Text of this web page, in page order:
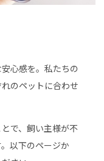
心感を。私たちの
のペットに合わせ
で、飼い主様が不
以下のページか